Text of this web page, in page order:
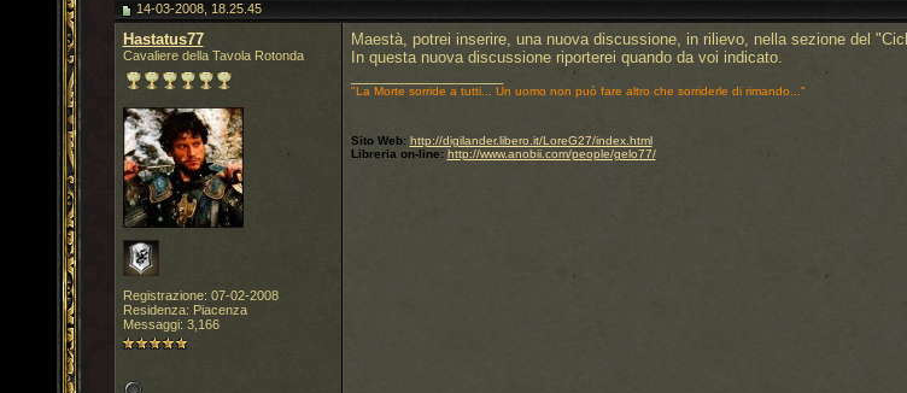
14-03-2008, 18.25.45
Hastatus77
Cavaliere della Tavola Rotonda
Registrazione: 07-02-2008
Residenza: Piacenza
Messaggi: 3,166
Maestà, potrei inserire, una nuova discussione, in rilievo, nella sezione del
In questa nuova discussione riporterei quando da voi indicato.
"La Morte sorride a tutti... Un uomo non può fare altro che sorriderle di rimando..."
Sito Web: http://digilander.libero.it/LoreG27/index.html
Libreria on-line: http://www.anobii.com/people/gelo77/